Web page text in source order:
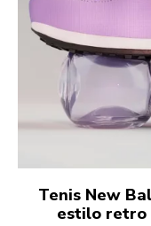
Tenis New
estilo retro